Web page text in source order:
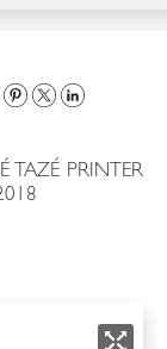
TAZÉ PRINTER